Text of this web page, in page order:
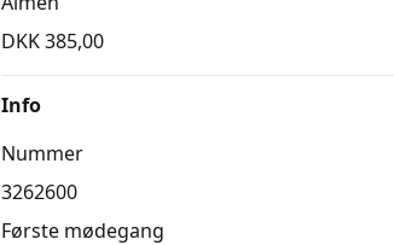
DKK 385,00
Info
Nummer
3262600
Første mødegang